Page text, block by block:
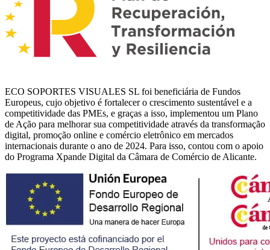
ECO SOPORTES VISUALES SL foi beneficiária de Fundos
Europeus, cujo objetivo é fortalecer o crescimento sustentável e a
competitividade das PMEs, e graças a isso, implementou um Plano
de Ação para melhorar sua competitividade através da transformação
digital, promoção online e comércio eletrônico em mercados
internacionais durante o ano de 2024. Para isso, contou com o apoio
do Programa Xpande Digital da Câmara de Comércio de Alicante.